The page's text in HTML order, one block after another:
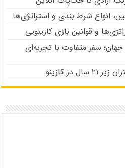
انواع شرط بندی و استراتژی‌ها
و قوانین بازی کازینویی
سفر متفاوت با تجربه‌ای
کازینو